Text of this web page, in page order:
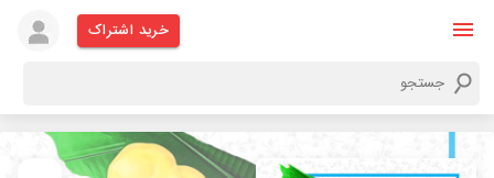
خرید اشتراک